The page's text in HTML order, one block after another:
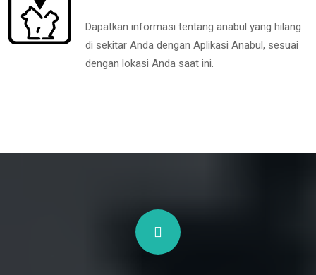
Dapatkan informasi tentang anabul yang hilang
di sekitar Anda dengan Aplikasi Anabul, sesuai
dengan lokasi Anda saat ini.